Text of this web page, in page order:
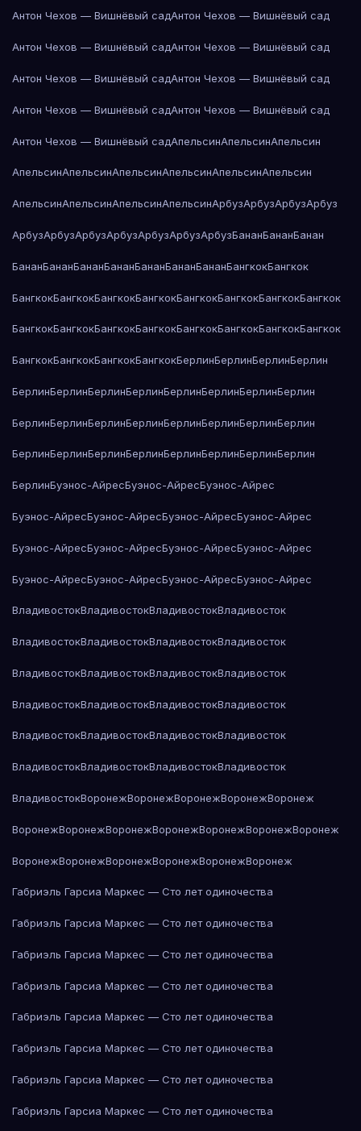
Антон Чехов — Вишнёвый садАнтон Чехов — Вишнёвый сад
Антон Чехов — Вишнёвый садАнтон Чехов — Вишнёвый сад
Антон Чехов — Вишнёвый садАнтон Чехов — Вишнёвый сад
Антон Чехов — Вишнёвый садАнтон Чехов — Вишнёвый сад
Антон Чехов — Вишнёвый садАпельсинАпельсинАпельсин
АпельсинАпельсинАпельсинАпельсинАпельсинАпельсин
АпельсинАпельсинАпельсинАпельсинАрбузАрбузАрбузАрбуз
АрбузАрбузАрбузАрбузАрбузАрбузАрбузБананБананБанан
БананБананБананБананБананБананБананБангкокБангкок
БангкокБангкокБангкокБангкокБангкокБангкокБангкокБангкок
БангкокБангкокБангкокБангкокБангкокБангкокБангкокБангкок
БангкокБангкокБангкокБангкокБерлинБерлинБерлинБерлин
БерлинБерлинБерлинБерлинБерлинБерлинБерлинБерлин
БерлинБерлинБерлинБерлинБерлинБерлинБерлинБерлин
БерлинБерлинБерлинБерлинБерлинБерлинБерлинБерлин
БерлинБуэнос-АйресБуэнос-АйресБуэнос-Айрес
Буэнос-АйресБуэнос-АйресБуэнос-АйресБуэнос-Айрес
Буэнос-АйресБуэнос-АйресБуэнос-АйресБуэнос-Айрес
Буэнос-АйресБуэнос-АйресБуэнос-АйресБуэнос-Айрес
ВладивостокВладивостокВладивостокВладивосток
ВладивостокВладивостокВладивостокВладивосток
ВладивостокВладивостокВладивостокВладивосток
ВладивостокВладивостокВладивостокВладивосток
ВладивостокВладивостокВладивостокВладивосток
ВладивостокВладивостокВладивостокВладивосток
ВладивостокВоронежВоронежВоронежВоронежВоронеж
ВоронежВоронежВоронежВоронежВоронежВоронежВоронеж
ВоронежВоронежВоронежВоронежВоронежВоронеж
Габриэль Гарсиа Маркес — Сто лет одиночества
Габриэль Гарсиа Маркес — Сто лет одиночества
Габриэль Гарсиа Маркес — Сто лет одиночества
Габриэль Гарсиа Маркес — Сто лет одиночества
Габриэль Гарсиа Маркес — Сто лет одиночества
Габриэль Гарсиа Маркес — Сто лет одиночества
Габриэль Гарсиа Маркес — Сто лет одиночества
Габриэль Гарсиа Маркес — Сто лет одиночества